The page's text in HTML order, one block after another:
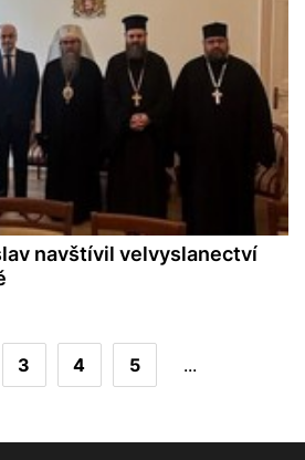
navštívil velvyslanectví
3 4 5 ...